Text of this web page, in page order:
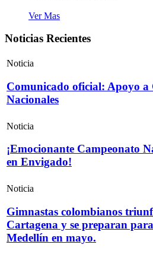
Ver Mas
Noticias Recientes
Noticia
Comunicado oficial: Apoyo a
Nacionales
Noticia
¡Emocionante Campeonato
en Envigado!
Noticia
Gimnastas colombianos
Cartagena y se preparan
Medellín en mayo.